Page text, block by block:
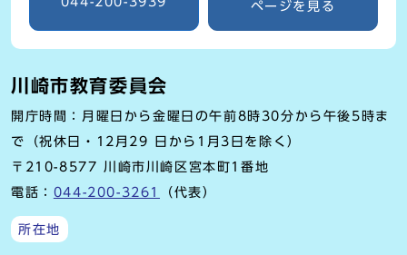
ページを見る
川崎市教育委員会
開庁時間：月曜日から金曜日の午前8時30分から午後5時ま
で（祝休日・12月29 日から1月3日を除く）
〒210-8577 川崎市川崎区宮本町1番地
電話： 044-200-3261 （代表）
所在地